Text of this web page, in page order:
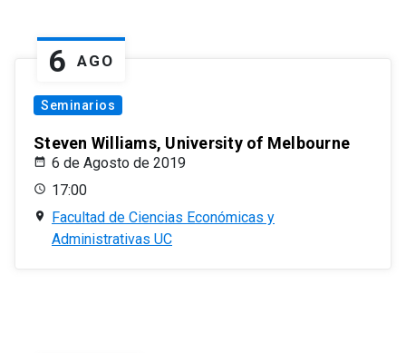
6 AGO
Seminarios
Steven Williams, University of Melbourne
6 de Agosto de 2019
17:00
Facultad de Ciencias Económicas y
Administrativas UC